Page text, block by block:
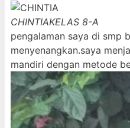
CHINTIAKELAS 8-A
pengalaman saya di smp
menyenangkan.saya
mandiri dengan metode